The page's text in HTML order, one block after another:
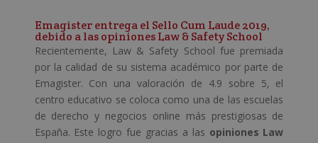
Emagister entrega el Sello Cum Laude 2019,
debido a las opiniones Law & Safety School
Recientemente, Law & Safety School fue premiada
por la calidad de su sistema académico por parte de
Emagister. Con una valoración de 4.9 sobre 5, el
centro educativo se coloca como una de las escuelas
de derecho y negocios online más prestigiosas de
España. Este logro fue gracias a las opiniones Law